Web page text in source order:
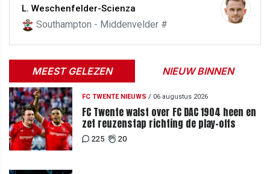
L. Weschenfelder-Scienza
Southampton - Middenvelder #
MEEST GELEZEN NIEUW BINNEN
FC TWENTE NIEUWS / 06 augustus 2026
FC Twente walst over FC DAC 1904 heen en
zet reuzenstap richting de play-offs
225 20